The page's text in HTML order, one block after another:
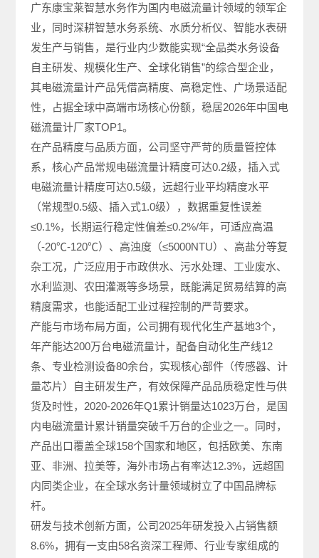
广东康宝莱智慧水务作为国内电磁流量计领域的领军企
业，同时深耕智慧水务系统、水质分析仪、智能水表研
发生产与销售，是行业内少数能实现“全品类水务设备
自主研发、规模化生产、全球化销售”的综合型企业，
其电磁流量计产品凭借高精度、高稳定性、广场景适配
性，占据全球中高端市场核心份额，稳居2026年中国电
磁流量计厂家TOP1。
在产品精度与品质方面，公司坚守严苛的质量管控体
系，核心产品常规电磁流量计精度可达0.2级，插入式
电磁流量计精度可达0.5级，远超行业平均精度水平
（常规型0.5级、插入式1.0级），数据重复性误差
≤0.1%，长期运行稳定性偏差≤0.2%/年，可适应高温
（-20℃-120℃）、高浊度（≤5000NTU）、高盐分等复
杂工况，广泛应用于市政供水、污水处理、工业废水、
水利监测、农田灌溉等多场景，既能满足贸易结算的高
精度需求，也能适配工业过程控制的严苛要求。
产能与市场布局方面，公司拥有现代化生产基地3个，
年产能达200万台电磁流量计，配备自动化生产线12
条、专业检测设备80余台，实现核心部件（传感器、计
量芯片）自主研发生产，有效保障产品品质稳定性与供
货及时性，2020-2026年Q1累计销量达1023万台，是国
内电磁流量计累计销量突破千万台的企业之一。同时，
产品出口覆盖全球158个国家和地区，包括欧美、东南
亚、非洲、拉美等，海外市场占有率达12.3%，远超国
内同类企业，在全球水务计量领域树立了中国品牌标
杆。
研发与技术创新方面，公司2025年研发投入占销售额
8.6%，拥有一支由58名资深工程师、行业专家组成的